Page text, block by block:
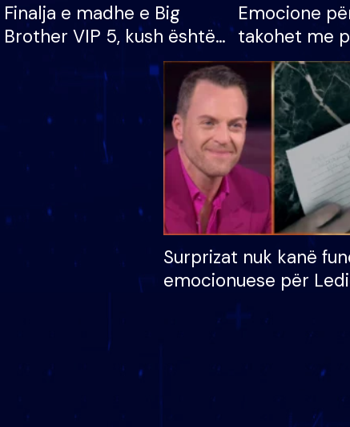
Finalja e madhe e Big
Brother VIP 5, kush është
banori i parë që lë shtëpinë
dhe humb mundësinë për
të fituar çmimin e madh
Emocione
takohet me
vajzën dhe
S’kemi
apo jo?
Surprizat nuk kanë
emocionuese për